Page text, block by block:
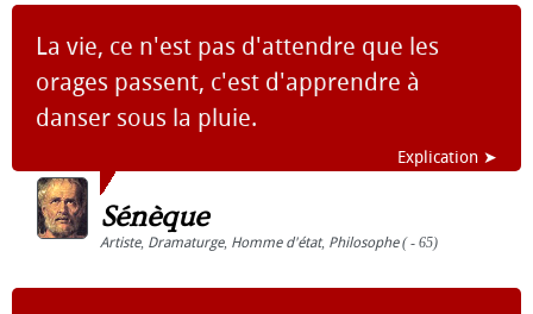
La vie, ce n'est pas d'attendre que les
orages passent, c'est d'apprendre à
danser sous la pluie.
Explication ➤
Sénèque
Artiste, Dramaturge, Homme d'état, Philosophe( - 65)